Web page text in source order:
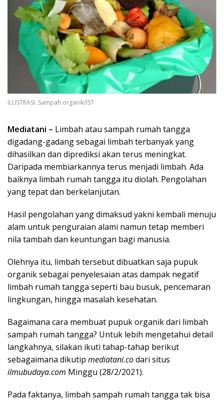
ILUSTRASI. Sampah organik/IST
Mediatani – Limbah atau sampah rumah tangga
digadang-gadang sebagai limbah terbanyak yang
dihasilkan dan diprediksi akan terus meningkat.
Daripada membiarkannya terus menjadi limbah. Ada
baiknya limbah rumah tangga itu diolah. Pengolahan
yang tepat dan berkelanjutan.
Hasil pengolahan yang dimaksud yakni kembali menuju
alam untuk penguraian alami namun tetap memberi
nila tambah dan keuntungan bagi manusia.
Olehnya itu, limbah tersebut dibuatkan saja pupuk
organik sebagai penyelesaian atas dampak negatif
limbah rumah tangga seperti bau busuk, pencemaran
lingkungan, hingga masalah kesehatan.
Bagaimana cara membuat pupuk organik dari limbah
sampah rumah tangga? Untuk lebih mengetahui detail
langkahnya, silakan ikuti tahap-tahap berikut
sebagaimana dikutip mediatani.codari situs
ilmubudaya.com Minggu (28/2/2021).
Pada faktanya, limbah sampah rumah tangga tak bisa